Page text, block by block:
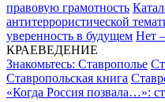
правовую грамотность
антитеррористической
уверенность в будущем Нет
КРАЕВЕДЕНИЕ
Знакомьтесь: Ставрополье
Ставропольская книга
«Когда Россия позвала…»: